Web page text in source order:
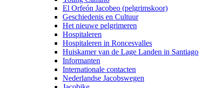
El Orfeón Jacobeo (pelgrimskoor)
Geschiedenis en Cultuur
Het nieuwe pelgrimeren
Hospitaleren
Hospitaleren in Roncesvalles
Huiskamer van de Lage Landen in Santiago
Informanten
Internationale contacten
Nederlandse Jacobswegen